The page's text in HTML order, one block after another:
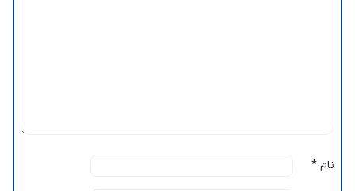
نام *